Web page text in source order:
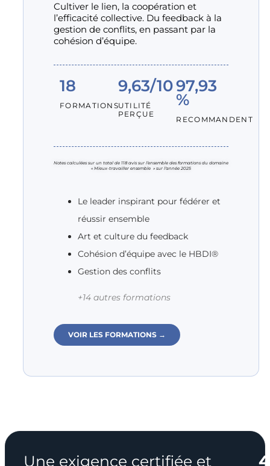
Cultiver le lien, la coopération et
l’efficacité collective. Du feedback à la
gestion de conflits, en passant par la
cohésion d’équipe.
18
FORMATIONS
9,63/10
UTILITÉ
PERÇUE
97,93
%
RECOMMANDENT
Notes calculées sur un total de 118 avis sur l’ensemble des formations du domaine
« Mieux-travailler ensemble » sur l’année 2025
Le leader inspirant pour fédérer et
réussir ensemble
Art et culture du feedback
Cohésion d’équipe avec le HBDI®
Gestion des conflits
+14 autres formations
VOIR LES FORMATIONS →
Une exigence certifiée et